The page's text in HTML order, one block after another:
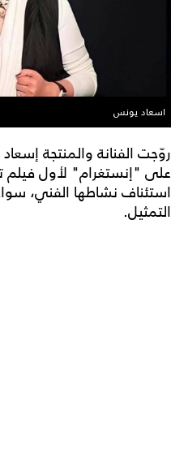
اسعاد يونس
روّجت الفنانة والمنتجة
على "إنستغرام" لأول فيلم
استئناف نشاطها الفني، سواء
التمثيل.